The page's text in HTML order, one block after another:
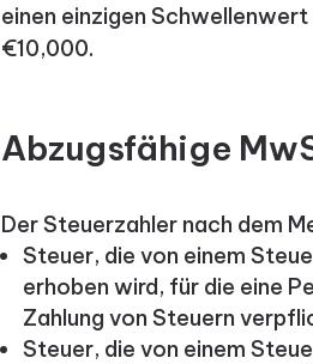
einen einzigen
€10,000.
Abzugsfähige
Der Steuerzahler nach dem
Steuer, die von einem
erhoben wird, für die eine
Zahlung von Steuern
Steuer, die von einem